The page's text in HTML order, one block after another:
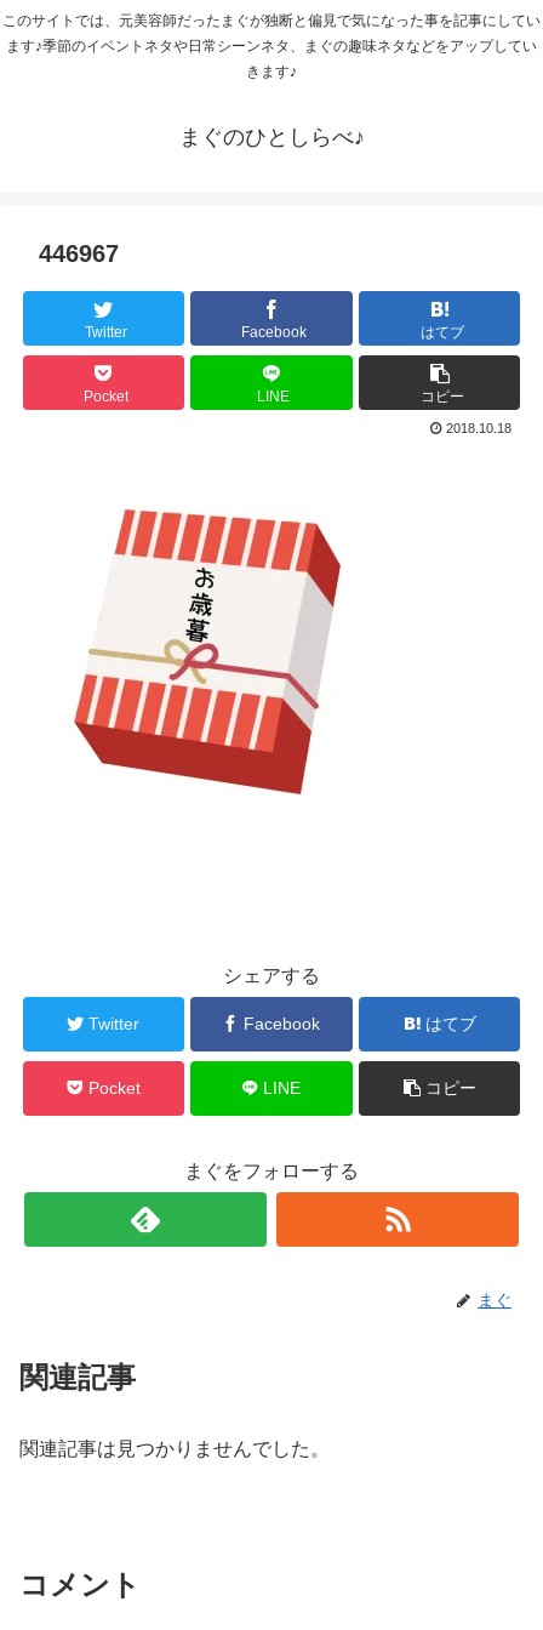
このサイトでは、元美容師だったまぐが独断と偏見で気になった事を記事にしてい
ます♪季節のイベントネタや日常シーンネタ、まぐの趣味ネタなどをアップしてい
きます♪
まぐのひとしらべ♪
446967
Twitter Facebook はてブ
Pocket LINE コピー
2018.10.18
シェアする
Twitter Facebook はてブ
Pocket LINE コピー
まぐをフォローする
まぐ
関連記事
関連記事は見つかりませんでした。
コメント